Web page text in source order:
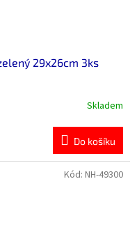
29x26cm 3ks
Skladem
Do košíku
Kód: NH-49300